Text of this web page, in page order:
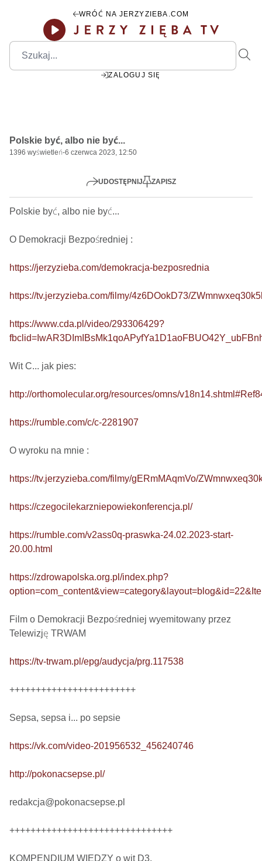
WRÓĆ NA JERZYZIEBA.COM
ZALOGUJ SIĘ
Polskie być, albo nie być...
1396 wyświetleń-6 czerwca 2023, 12:50
UDOSTĘPNIJ ZAPISZ
Polskie być, albo nie być...
O Demokracji Bezpośredniej :
https://jerzyzieba.com/demokracja-bezposrednia
https://tv.jerzyzieba.com/filmy/4z6DOokD73/
https://www.cda.pl/video/293306429?
Wit C... jak pies:
http://orthomolecular.org/resources/omns/
https://rumble.com/c/c-2281907
O wyroku na mnie :
https://tv.jerzyzieba.com/filmy/gERmMAqmVo/
https://czegocilekarzniepowiekonferencja.pl/
https://rumble.com/v2ass0q-praswka-24.02.2023-start-
20.00.html
https://zdrowapolska.org.pl/index.php?
Film o Demokracji Bezpośredniej wyemitowany przez
Telewizję TRWAM
https://tv-trwam.pl/epg/audycja/prg.117538
++++++++++++++++++++++++
Sepsa, sepsa i... po sepsie
https://vk.com/video-201956532_456240746
http://pokonacsepse.pl/
redakcja@pokonacsepse.pl
+++++++++++++++++++++++++++++++
KOMPENDIUM WIEDZY o wit D3.